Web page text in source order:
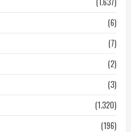
(6)
(7)
(2)
(3)
(1.320)
(196)